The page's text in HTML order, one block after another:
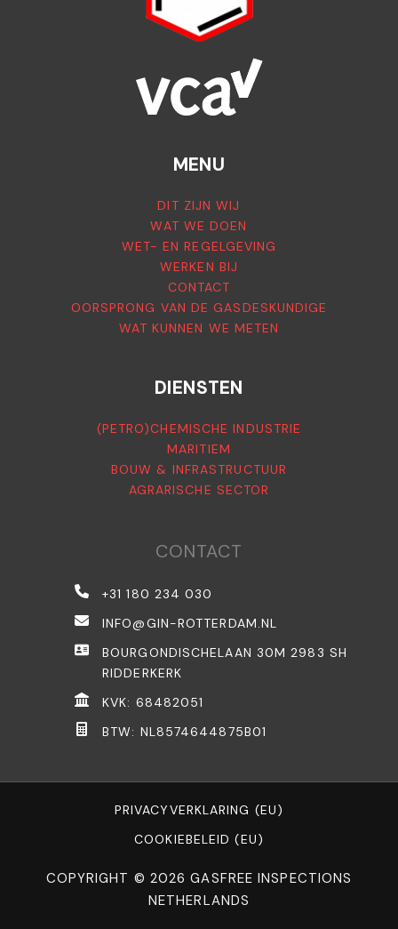
MENU
DIT ZIJN WIJ
WAT WE DOEN
WET- EN REGELGEVING
WERKEN BIJ
CONTACT
OORSPRONG VAN DE GASDESKUNDIGE
WAT KUNNEN WE METEN
DIENSTEN
(PETRO)CHEMISCHE INDUSTRIE
MARITIEM
BOUW & INFRASTRUCTUUR
AGRARISCHE SECTOR
CONTACT
+31 180 234 030
INFO@GIN-ROTTERDAM.NL
BOURGONDISCHELAAN 30M 2983 SH
RIDDERKERK
KVK: 68482051
BTW: NL8574644875B01
PRIVACYVERKLARING (EU)
COOKIEBELEID (EU)
COPYRIGHT © 2026 GASFREE INSPECTIONS
NETHERLANDS